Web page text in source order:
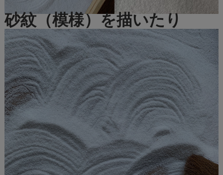
砂紋（模様）を描いたり